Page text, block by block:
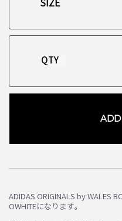
QTY
ADD
ADIDAS ORIGINALS by WALES
OWHITEになります。